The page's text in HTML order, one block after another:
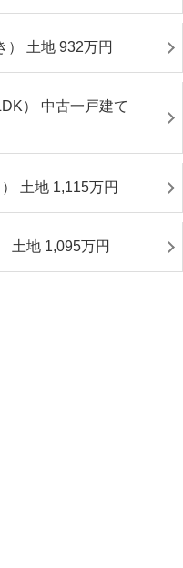
） 土地 932万円
） 中古一戸建て
土地 1,115万円
土地 1,095万円